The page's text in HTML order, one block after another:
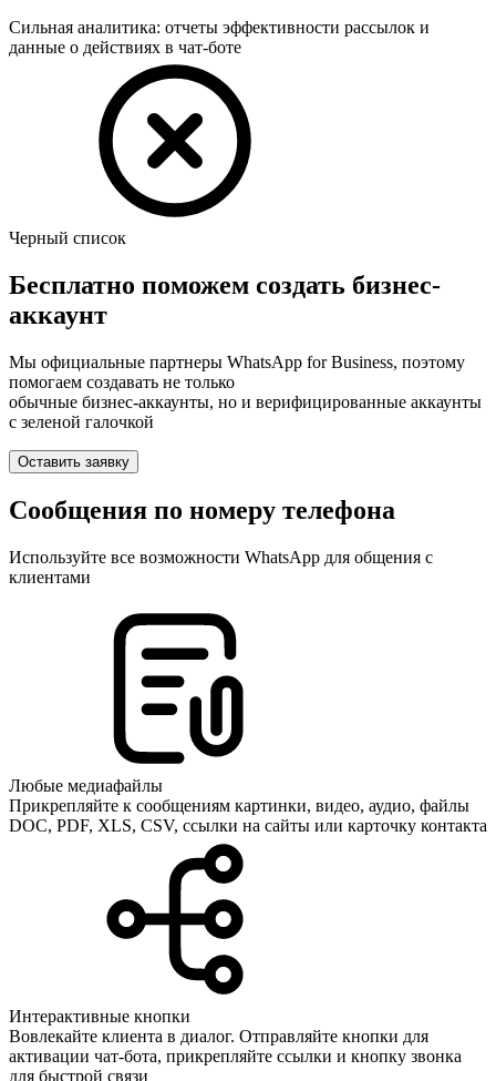
Сильная аналитика: отчеты эффективности рассылок и
данные о действиях в чат-боте
Черный список
Бесплатно поможем создать бизнес-
аккаунт
Мы официальные партнеры WhatsApp for Business, поэтому
помогаем создавать не только
обычные бизнес-аккаунты, но и верифицированные аккаунты
с зеленой галочкой
Оставить заявку
Сообщения по номеру телефона
Используйте все возможности WhatsApp для общения с
клиентами
Любые медиафайлы
Прикрепляйте к сообщениям картинки, видео, аудио, файлы
DOC, PDF, XLS, CSV, ссылки на сайты или карточку контакта
Интерактивные кнопки
Вовлекайте клиента в диалог. Отправляйте кнопки для
активации чат-бота, прикрепляйте ссылки и кнопку звонка
для быстрой связи